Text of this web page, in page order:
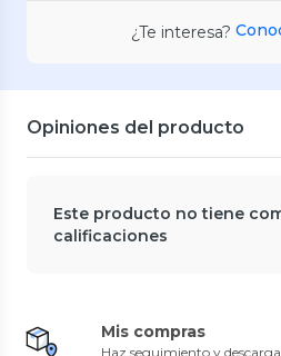
¿Te interesa?
Opiniones del producto
Este producto no tiene
calificaciones
Mis compras
Haz seguimiento y